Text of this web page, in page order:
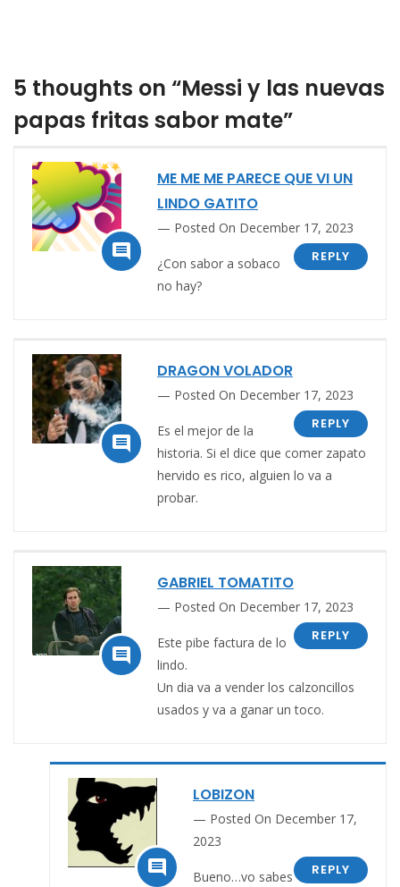
5 thoughts on “Messi y las nuevas
papas fritas sabor mate”

ME ME ME PARECE QUE VI UN
LINDO GATITO
Posted On December 17, 2023
REPLY
¿Con sabor a sobaco
no hay?

DRAGON VOLADOR
Posted On December 17, 2023
REPLY
Es el mejor de la
historia. Si el dice que comer zapato
hervido es rico, alguien lo va a
probar.

GABRIEL TOMATITO
Posted On December 17, 2023
REPLY
Este pibe factura de lo
lindo.
Un dia va a vender los calzoncillos
usados y va a ganar un toco.

LOBIZON
Posted On December 17,
2023
REPLY
Bueno…vo sabes